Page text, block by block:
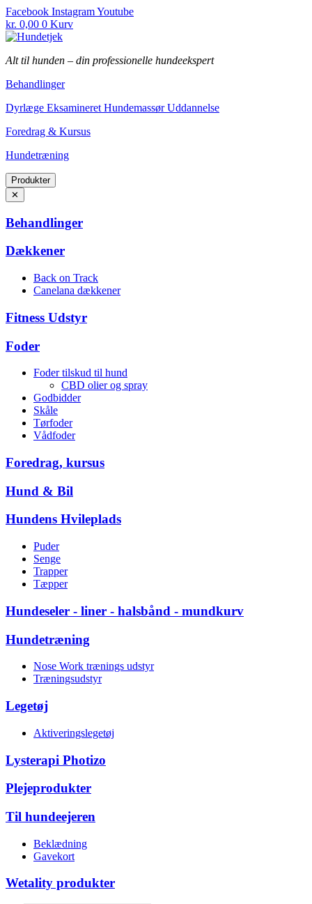
Fortsæt
til
indhold
Facebook InstagramYoutube
kr. 0,00 0 Kurv
Alt til hunden – din professionelle hundeekspert
Behandlinger
Dyrlæge Eksamineret Hundemassør Uddannelse
Foredrag & Kursus
Hundetræning
Produkter
✕
Behandlinger
Dækkener
Back on Track
Canelana dækkener
Fitness Udstyr
Foder
Foder tilskud til hund
CBD olier og spray
Godbidder
Skåle
Tørfoder
Vådfoder
Foredrag, kursus
Hund & Bil
Hundens Hvileplads
Puder
Senge
Trapper
Tæpper
Hundeseler - liner - halsbånd - mundkurv
Hundetræning
Nose Work trænings udstyr
Træningsudstyr
Legetøj
Aktiveringslegetøj
Lysterapi Photizo
Plejeprodukter
Til hundeejeren
Beklædning
Gavekort
Wetality produkter